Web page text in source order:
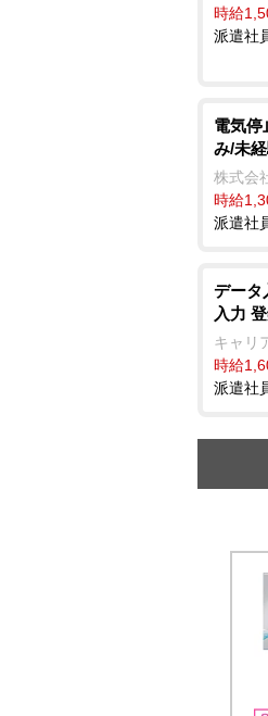
時給
派遣社
電気停
み/未
株式会
時給
派遣社
データ
入力
キャリ
時給
派遣社